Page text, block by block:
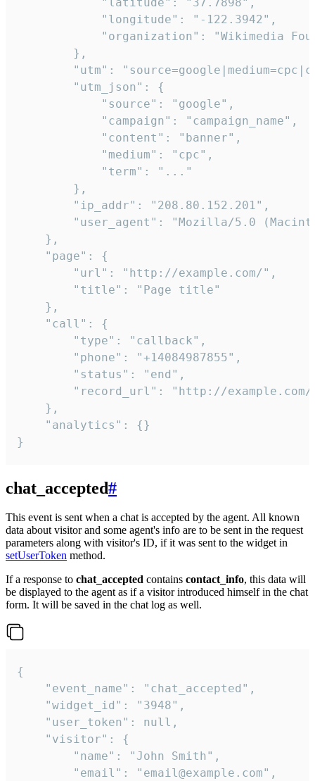
            "longitude": "-122.3942",
"organization": "Wikimedia
        },
"utm":
        "utm_json": {
            "source": "google",
            "campaign": "campaign_name",
            "content": "banner",
            "medium": "cpc",
            "term": "..."
        },
        "ip_addr": "208.80.152.201",
"user_agent": "Mozilla/5.0
    },
    "page": {
        "url": "http://example.com/",
        "title": "Page title"
    },
    "call": {
        "type": "callback",
        "phone": "+14084987855",
        "status": "end",
"record_url": "http://
    },
    "analytics": {}
}
chat_accepted#
This event is sent when a chat is accepted by the agent. All known
data about visitor and some agent's info are to be sent in the request
parameters along with visitor's ID, if it was sent to the widget in
setUserToken method.
If a response to chat_accepted contains contact_info, this data will
be displayed to the agent as if a visitor introduced himself in the chat
form. It will be saved in the chat log as well.
{
    "event_name": "chat_accepted",
    "widget_id": "3948",
    "user_token": null,
    "visitor": {
        "name": "John Smith",
        "email": "email@example.com",